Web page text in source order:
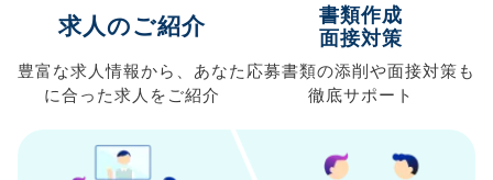
求人のご紹介
豊富な求人情報から、 あなた
に合った求人を ご紹介
書類作成
面接対策
応募書類の添削や面接対策も
徹底サポート